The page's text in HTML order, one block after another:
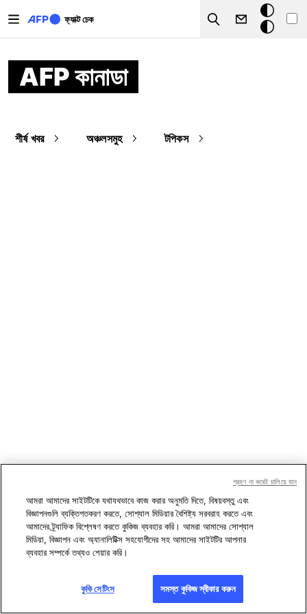
ফ্যাক্ট চেক
Search
ডার্ক
মোড
AFP কানাডা
শীর্ষ খবর অঞ্চলসমুহ টপিকস
আমরা আমাদের সাইটটিকে যথাযথভাবে কাজ করার অনুমতি দিতে, বিষয়বস্তু এবং
বিজ্ঞাপনগুলি ব্যক্তিগতকরণ করতে, সোশ্যাল মিডিয়ার বৈশিষ্ট্য সরবরাহ করতে এবং
আমাদের ট্র্যাফিক বিশ্লেষণ করতে কুকিজ ব্যবহার করি। আমরা আমাদের সোশ্যাল
মিডিয়া, বিজ্ঞাপন এবং অ্যানালিটিক্স সহযোগীদের সহ আমাদের সাইটটির আপনার
ব্যবহার সম্পর্কে তথ্যও শেয়ার করি।
কুকি সেটিংস সমস্ত কুকিজ স্বীকার করুন
গ্রহণ না করেই চালিয়ে যান